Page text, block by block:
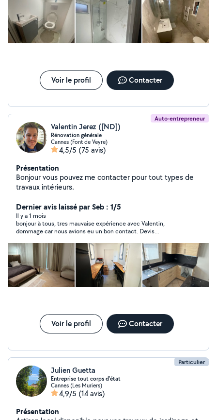
Voir le profil Contacter
Auto-entrepreneur
Valentin Jerez ([ND])
Rénovation générale
Cannes (Font de Veyre)
4,5/5 (75 avis)
Présentation
Bonjour vous pouvez me contacter pour tout types de
travaux intérieurs.
Dernier avis laissé par Seb : 1/5
Il y a 1 mois
bonjour à tous, tres mauvaise expérience avec Valentin,
dommage car nous avions eu un bon contact. Devis
avec tout un tas d'option dont 4m2 de pose de carrelage. Au
final, la moitié du devis n'a pas été réalisée car la baignoire a été
facile à retirer. En revanche, Valentin a quand même exigé de
se faire payer de la totalité en prétextant des complexité pour
connecter la baignoire et le remplacement d'une partie de la
colonne descendante (de l'immeuble). Ce qui s'est avéré faux
de carreaux, et le joint de silicone n'est pas étanche. Enfin,
probablement le pire, lui ayant fait confiance, je lui avais laissé
un trousseau de clés qu'il n'a pas voulu me rendre. A toutes et
Voir le profil Contacter
Particulier
Julien Guetta
Entreprise tout corps d'état
Cannes (Les Muriers)
4,9/5 (14 avis)
Présentation